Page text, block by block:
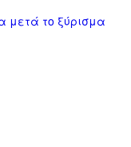
μετά το ξύρισμα